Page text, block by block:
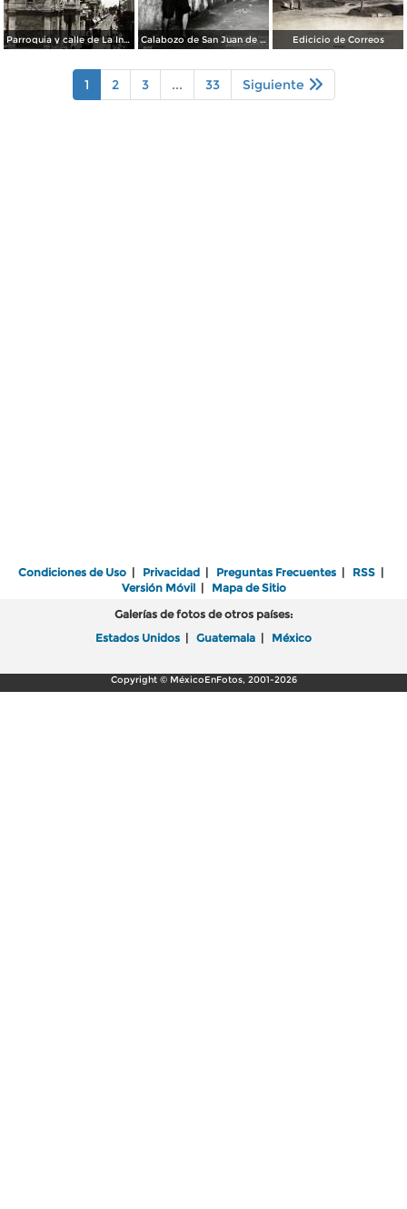
Parroquia y calle de La Independencia. Calabozo de San Juan de Ulua. Edicicio de Correos
1 2 3 ... 33 Siguiente
Condiciones de Uso | Privacidad | Preguntas Frecuentes | RSS |
Versión Móvil| Mapa de Sitio
Galerías de fotos de otros países:
Estados Unidos | Guatemala | México
Copyright © MéxicoEnFotos, 2001-2026